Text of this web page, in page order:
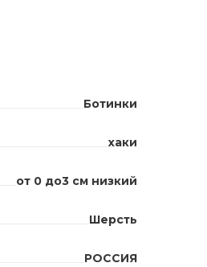
Ботинки
хаки
от 0 до3 см низкий
Шерсть
РОССИЯ